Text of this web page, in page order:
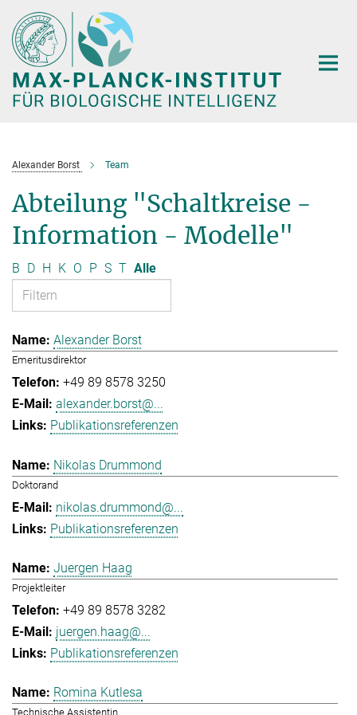
Hauptinhalt
Alexander Borst Team
Abteilung "Schaltkreise -
Information - Modelle"
B D H K O P S T Alle
Alexander Borst
Emeritusdirektor
+49 89 8578 3250
alexander.borst@...
Publikationsreferenzen
Nikolas Drummond
Doktorand
nikolas.drummond@...
Publikationsreferenzen
Juergen Haag
Projektleiter
+49 89 8578 3282
juergen.haag@...
Publikationsreferenzen
Romina Kutlesa
Technische Assistentin